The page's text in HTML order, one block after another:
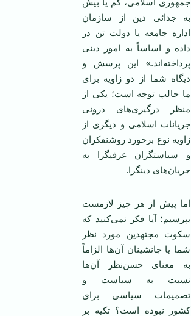
جمهوری اسلامی، کم یا بیش
به جدائی دین از سازمان
اداره جامعه یا دولت تن در
داده و اساساً به امور دینی
پرداخته‌اند.» این پرسش و
دیگاه شما از دو زاویه برای
ما جالب توجه است؛ یکی از
منظر درگیری‌های درونی
جریانات اسلامی و دیگری از
زاویه نوع برخورد روشنفکران
و سیاستگران عرفیگرا به
جریان‌های دینگرا.
اما پیش از هر چیز لازمست
بپرسیم؛ آیا فکر نمی‌کنید که
سکوت مجتهدین مورد نظر
شما یا جانشینان آن‌ها الزاماً
به معنای حسن‌نظر آن‌ها
نسبت به سیاست و
تصمیمات سیاسی برای
کشور نبوده است؟ تکیه بر